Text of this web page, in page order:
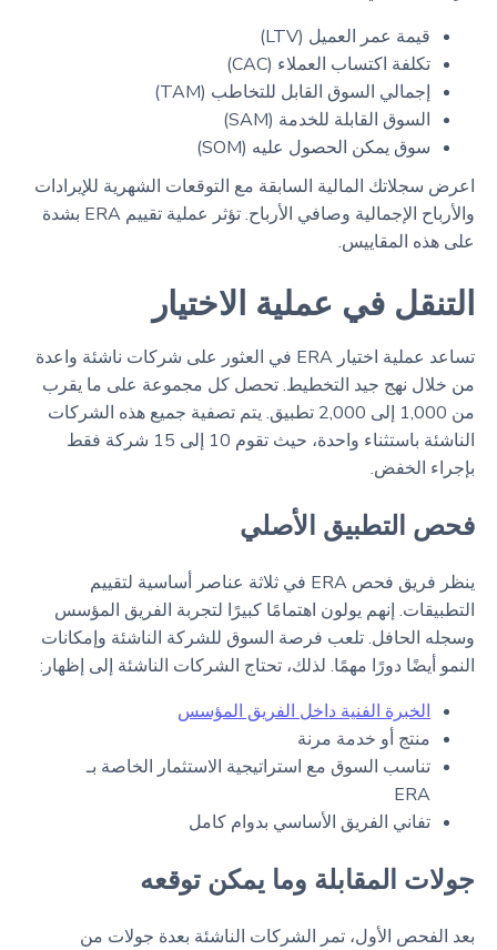
قيمة عمر العميل (LTV)
تكلفة اكتساب العملاء (CAC)
إجمالي السوق القابل للتخاطب (TAM)
السوق القابلة للخدمة (SAM)
سوق يمكن الحصول عليه (SOM)
اعرض سجلاتك المالية السابقة مع التوقعات الشهرية للإيرادات
والأرباح الإجمالية وصافي الأرباح. تؤثر عملية تقييم ERA بشدة
على هذه المقاييس.
التنقل في عملية الاختيار
تساعد عملية اختيار ERA في العثور على شركات ناشئة واعدة
من خلال نهج جيد التخطيط. تحصل كل مجموعة على ما يقرب
من 1,000 إلى 2,000 تطبيق. يتم تصفية جميع هذه الشركات
الناشئة باستثناء واحدة، حيث تقوم 10 إلى 15 شركة فقط
بإجراء الخفض.
فحص التطبيق الأصلي
ينظر فريق فحص ERA في ثلاثة عناصر أساسية لتقييم
التطبيقات. إنهم يولون اهتمامًا كبيرًا لتجربة الفريق المؤسس
وسجله الحافل. تلعب فرصة السوق للشركة الناشئة وإمكانات
النمو أيضًا دورًا مهمًا. لذلك، تحتاج الشركات الناشئة إلى إظهار:
الخبرة الفنية داخل الفريق المؤسس
منتج أو خدمة مرنة
تناسب السوق مع استراتيجية الاستثمار الخاصة بـ
ERA
تفاني الفريق الأساسي بدوام كامل
جولات المقابلة وما يمكن توقعه
بعد الفحص الأول، تمر الشركات الناشئة بعدة جولات من